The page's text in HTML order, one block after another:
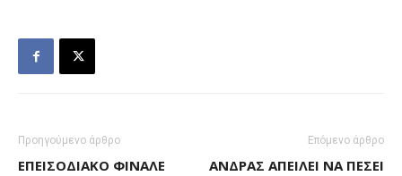
Προηγούμενο άρθρο
ΕΠΕΙΣΟΔΙΑΚΌ ΦΙΝΆΛΕ
Επόμενο άρθρο
ΆΝΔΡΑΣ ΑΠΕΙΛΕΊ ΝΑ ΠΈΣΕΙ